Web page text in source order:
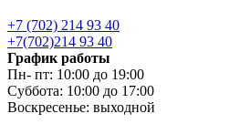
+7 (702) 214 93 40
+7(702)214 93 40
График работы
Пн- пт: 10:00 до 19:00
Суббота: 10:00 до 17:00
Воскресенье: выходной